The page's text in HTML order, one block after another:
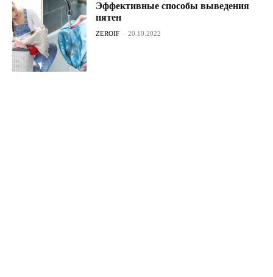
Эффективные способы выведения
пятен
ZEROIF - 20.10.2022